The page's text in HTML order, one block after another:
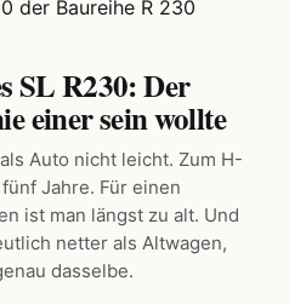
SL R230: Der
einer sein wollte
Auto nicht leicht. Zum H-
Jahre. Für einen
ist man längst zu alt. Und
netter als Altwagen,
dasselbe.